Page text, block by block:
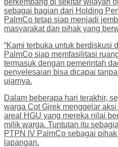
sebagai bagian dari Holding
PalmCo tetap siap menjadi
masyarakat dan pihak yang
“Kami terbuka untuk berdiskusi
PalmCo siap memfasilitasi
termasuk dengan pemerintah
penyelesaian bisa dicapai
ujarnya.
Dalam beberapa hari terakhir,
warga Cot Girek menggelar
areal HGU yang mereka nilai
milik warga. Tuntutan itu
PTPN IV PalmCo sebagai
lapangan.